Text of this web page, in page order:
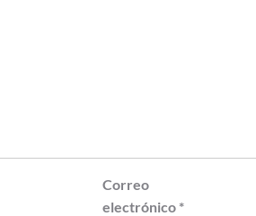
Correo
electrónico *